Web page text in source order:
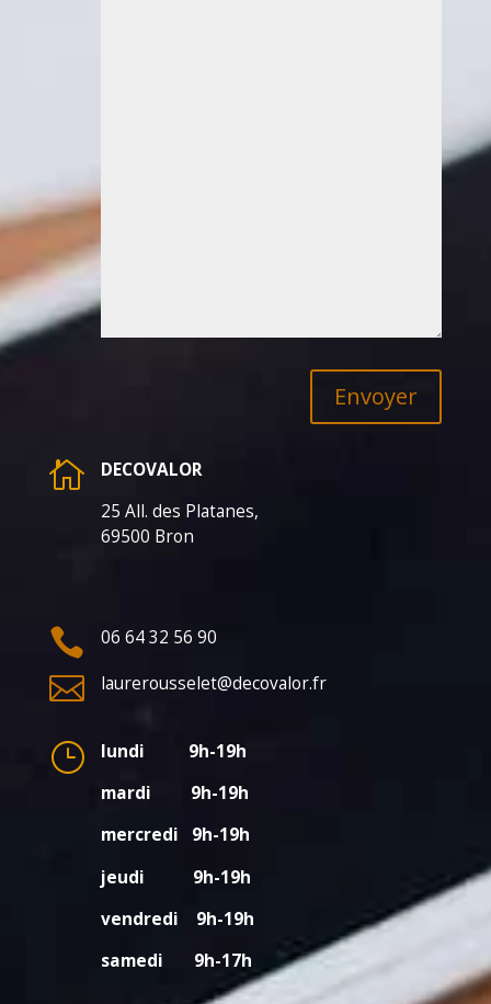
Envoyer

DECOVALOR
25 All. des Platanes,
69500 Bron
 06 64 32 56 90
 laurerousselet@decovalor.fr
}
lundi 9h-19h
mardi 9h-19h
mercredi 9h-19h
jeudi 9h-19h
vendredi 9h-19h
samedi 9h-17h